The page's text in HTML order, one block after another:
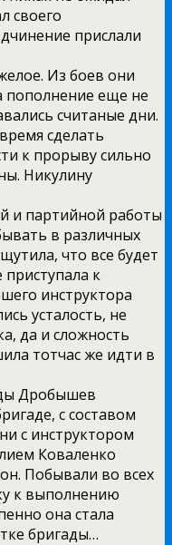
своего
прислали
Из боев они
еще не
считаные дни.
сделать
к прорыву сильно
Никулину
и партийной работы
в различных
что все будет
к
инструктора
усталость, не
да и сложность
тотчас же идти в
Дробышев
с составом
с инструктором
Коваленко
Побывали во всех
к выполнению
она стала
бригады…